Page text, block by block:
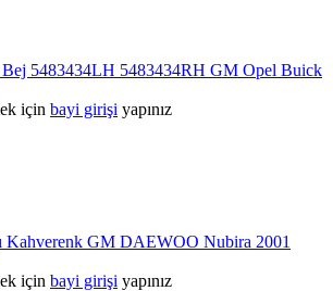
5483434LH 5483434RH GM Opel Buick
için bayi girişi yapınız
Kahverenk GM DAEWOO Nubira 2001
için bayi girişi yapınız